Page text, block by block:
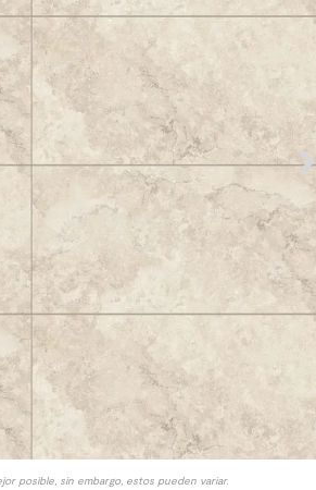
posible, sin embargo, estos pueden variar.